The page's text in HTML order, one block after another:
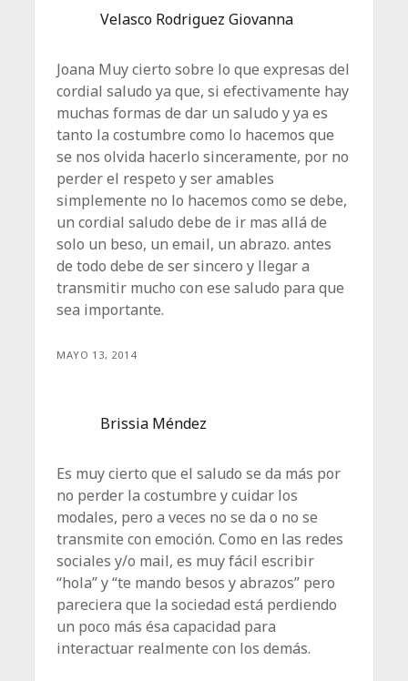
Velasco Rodriguez Giovanna
Joana Muy cierto sobre lo que expresas del
cordial saludo ya que, si efectivamente hay
muchas formas de dar un saludo y ya es
tanto la costumbre como lo hacemos que
se nos olvida hacerlo sinceramente, por no
perder el respeto y ser amables
simplemente no lo hacemos como se debe,
un cordial saludo debe de ir mas allá de
solo un beso, un email, un abrazo. antes
de todo debe de ser sincero y llegar a
transmitir mucho con ese saludo para que
sea importante.
MAYO 13, 2014
Brissia Méndez
Es muy cierto que el saludo se da más por
no perder la costumbre y cuidar los
modales, pero a veces no se da o no se
transmite con emoción. Como en las redes
sociales y/o mail, es muy fácil escribir
“hola” y “te mando besos y abrazos” pero
pareciera que la sociedad está perdiendo
un poco más ésa capacidad para
interactuar realmente con los demás.